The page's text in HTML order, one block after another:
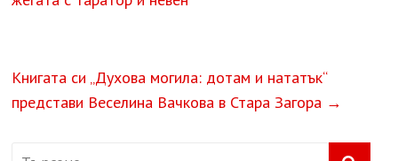
Книгата си „Духова могила: дотам и нататък“
представи Веселина Вачкова в Стара Загора →